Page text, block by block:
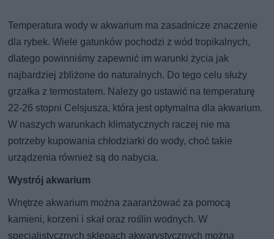
Temperatura wody w akwarium ma zasadnicze znaczenie
dla rybek. Wiele gatunków pochodzi z wód tropikalnych,
dlatego powinniśmy zapewnić im warunki życia jak
najbardziej zbliżone do naturalnych. Do tego celu służy
grzałka z termostatem. Należy go ustawić na temperaturę
22-26 stopni Celsjusza, która jest optymalna dla akwarium.
W naszych warunkach klimatycznych raczej nie ma
potrzeby kupowania chłodziarki do wody, choć takie
urządzenia również są do nabycia.
Wystrój akwarium
Wnętrze akwarium można zaaranżować za pomocą
kamieni, korzeni i skał oraz roślin wodnych. W
specjalistycznych sklepach akwarystycznych można